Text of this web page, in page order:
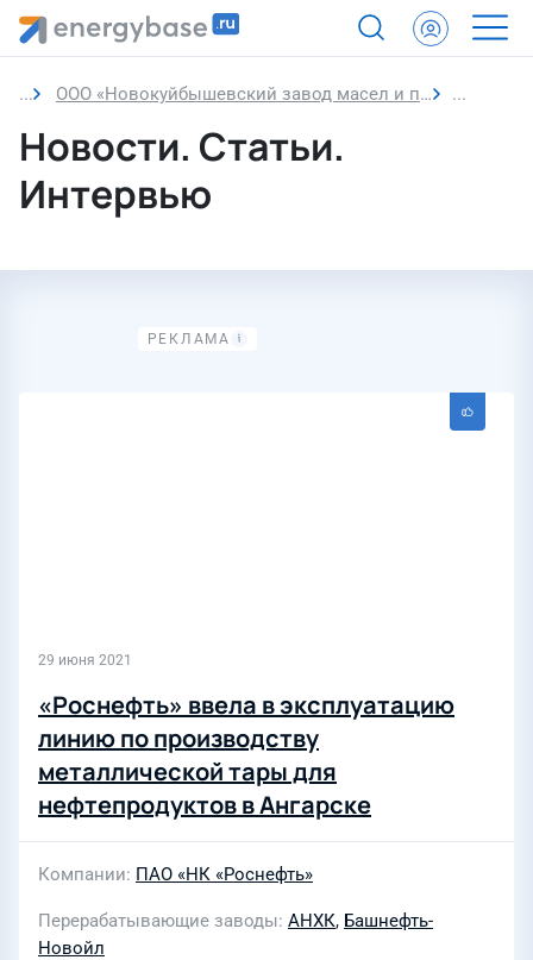
ООО «Новокуйбышевский завод масел и присадок» Новости
Новости. Статьи.
Интервью
29 июня 2021
«Роснефть» ввела в эксплуатацию
линию по производству
металлической тары для
нефтепродуктов в Ангарске
Компании ПАО «НК «Роснефть»
Перерабатывающие заводы АНХК, Башнефть-
Новойл